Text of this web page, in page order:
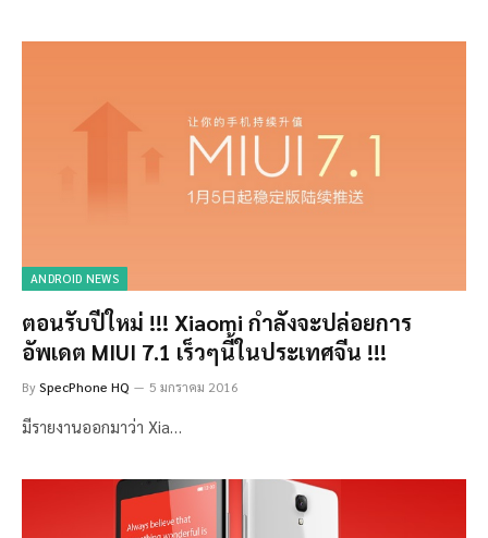
ANDROID NEWS
ตอนรับปีใหม่ !!! Xiaomi กำลังจะปล่อยการ
อัพเดต MIUI 7.1 เร็วๆนี้ในประเทศจีน !!!
BySpecPhone HQ 5 มกราคม 2016
มีรายงานออกมาว่า Xia…